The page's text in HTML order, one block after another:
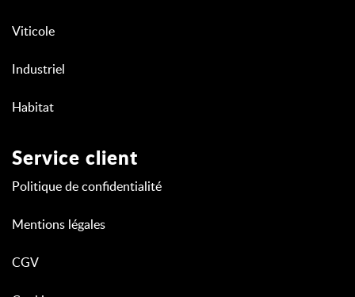
Viticole
Industriel
Habitat
Service client
Politique de confidentialité
Mentions légales
CGV